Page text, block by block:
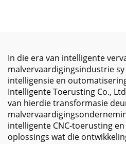
In die era van intelligente
malvervaardigingsindustrie
intelligensie en
Intelligente Toerusting Co.,
van hierdie transformasie
intelligente CNC-toerusting
oplossings wat die